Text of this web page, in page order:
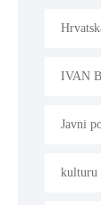
IVAN
Javni
kulturu